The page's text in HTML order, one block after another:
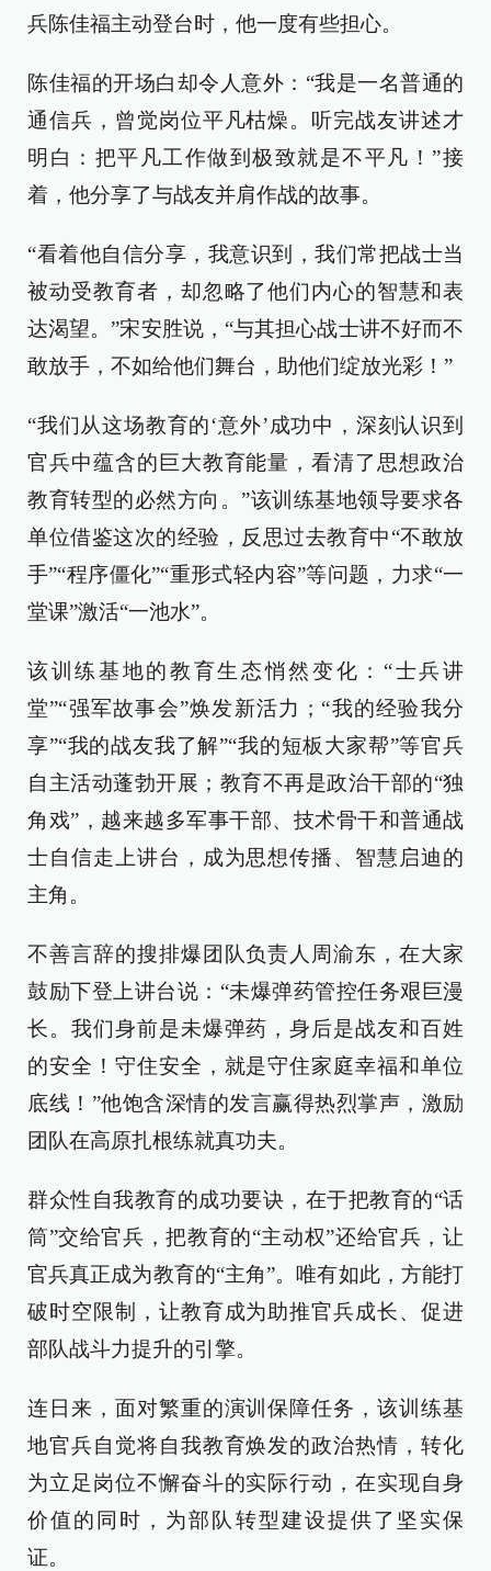
兵陈佳福主动登台时，他一度有些担心。
陈佳福的开场白却令人意外：“我是一名普通的
通信兵，曾觉岗位平凡枯燥。听完战友讲述才
明白：把平凡工作做到极致就是不平凡！”接
着，他分享了与战友并肩作战的故事。
“看着他自信分享，我意识到，我们常把战士当
被动受教育者，却忽略了他们内心的智慧和表
达渴望。”宋安胜说，“与其担心战士讲不好而不
敢放手，不如给他们舞台，助他们绽放光彩！”
“我们从这场教育的‘意外’成功中，深刻认识到
官兵中蕴含的巨大教育能量，看清了思想政治
教育转型的必然方向。”该训练基地领导要求各
单位借鉴这次的经验，反思过去教育中“不敢放
手”“程序僵化”“重形式轻内容”等问题，力求“一
堂课”激活“一池水”。
该训练基地的教育生态悄然变化：“士兵讲
堂”“强军故事会”焕发新活力；“我的经验我分
享”“我的战友我了解”“我的短板大家帮”等官兵
自主活动蓬勃开展；教育不再是政治干部的“独
角戏”，越来越多军事干部、技术骨干和普通战
士自信走上讲台，成为思想传播、智慧启迪的
主角。
不善言辞的搜排爆团队负责人周渝东，在大家
鼓励下登上讲台说：“未爆弹药管控任务艰巨漫
长。我们身前是未爆弹药，身后是战友和百姓
的安全！守住安全，就是守住家庭幸福和单位
底线！”他饱含深情的发言赢得热烈掌声，激励
团队在高原扎根练就真功夫。
群众性自我教育的成功要诀，在于把教育的“话
筒”交给官兵，把教育的“主动权”还给官兵，让
官兵真正成为教育的“主角”。唯有如此，方能打
破时空限制，让教育成为助推官兵成长、促进
部队战斗力提升的引擎。
连日来，面对繁重的演训保障任务，该训练基
地官兵自觉将自我教育焕发的政治热情，转化
为立足岗位不懈奋斗的实际行动，在实现自身
价值的同时，为部队转型建设提供了坚实保
证。